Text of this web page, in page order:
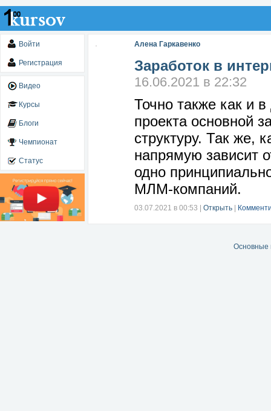
Войти
Регистрация
Видео
Курсы
Блоги
Чемпионат
Статус
Алена Гаркавенко
Заработок в
16.06.2021 в 22:32
Точно также как и
проекта основной
структуру. Так же,
напрямую зависит
одно
МЛМ-компаний.
03.07.2021 в 00:53 Открыть
Основные